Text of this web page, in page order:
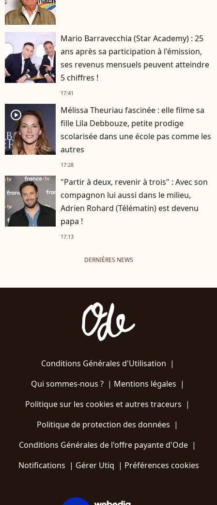
Mario Barravecchia (Star Academy) : 25
ans après sa participation à l'émission,
ses revenus mensuels peuvent atteindre
5 chiffres !
17:41
player2
Mélissa Theuriau fascinée : elle filme sa
fille Lila Debbouze, petite prodige
scolarisée dans une école pas comme les
autres
17:28
"Partir à deux, revenir à trois" : Avec son
compagnon lui aussi dans le milieu,
Adrien Rohard (Télématin) est devenu
papa !
17:13
DERNIÈRES NEWS
Conditions Générales d'Utilisation |
Qui sommes-nous ?| Mentions légales |
Politique sur les cookies et autres traceurs |
Politique de protection des données |
Conditions Générales de l'offre payante d'Ode |
Notifications | Gérer Utiq | Préférences cookies